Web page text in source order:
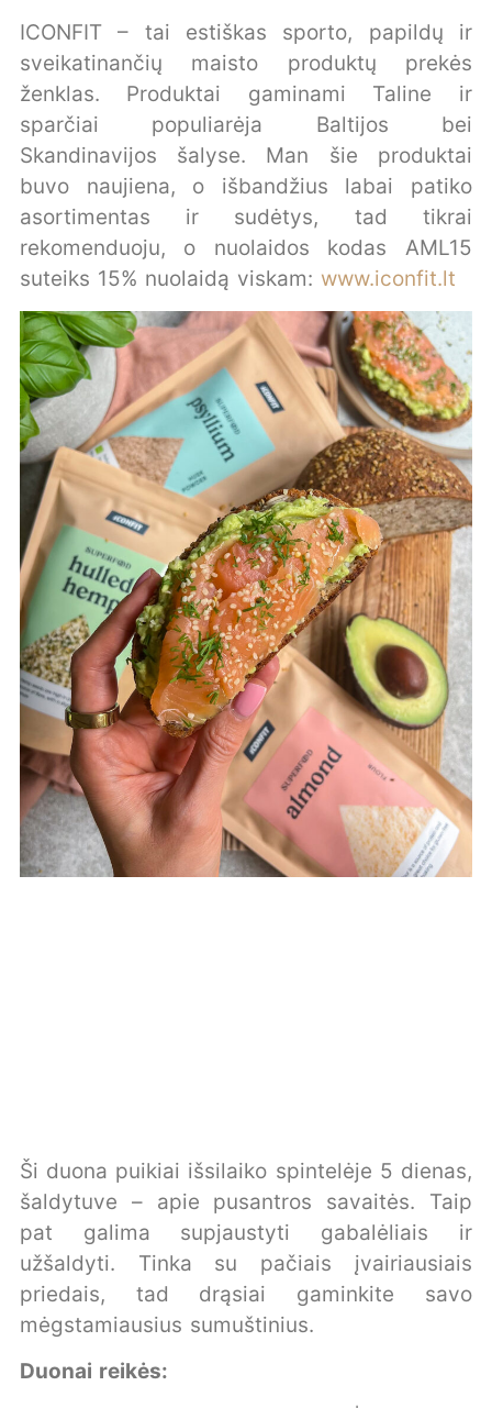
ICONFIT – tai estiškas sporto, papildų ir
sveikatinančių maisto produktų prekės
ženklas. Produktai gaminami Taline ir
sparčiai populiarėja Baltijos bei
Skandinavijos šalyse. Man šie produktai
buvo naujiena, o išbandžius labai patiko
asortimentas ir sudėtys, tad tikrai
rekomenduoju, o nuolaidos kodas AML15
suteiks 15% nuolaidą viskam: www.iconfit.lt
Ši duona puikiai išsilaiko spintelėje 5 dienas,
šaldytuve – apie pusantros savaitės. Taip
pat galima supjaustyti gabalėliais ir
užšaldyti. Tinka su pačiais įvairiausiais
priedais, tad drąsiai gaminkite savo
mėgstamiausius sumuštinius.
Duonai reikės: